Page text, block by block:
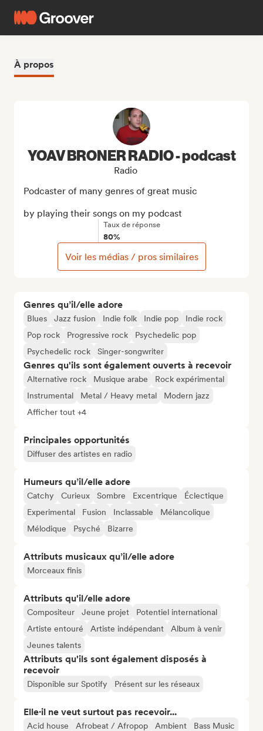
À propos
Genres qu’il/elle adore
Blues Jazz fusion Indie folk Indie pop
Indie rock
Pop rock
Progressive rock
Psychedelic pop
Psychedelic rock
Singer-songwriter
Genres qu'ils sont également ouverts à recevoir
Alternative rock Musique arabe
Rock expérimental
Instrumental
Metal / Heavy metal
Modern jazz
Afficher tout +4
Principales opportunités
Diffuser des artistes en radio
Humeurs qu’il/elle adore
Catchy Curieux Sombre Excentrique
Éclectique
Experimental
Fusion Inclassable
Mélancolique
Mélodique
Psyché Bizarre
Attributs musicaux qu’il/elle adore
Morceaux finis
Attributs qu'il/elle adore
Compositeur Jeune projet
Potentiel international
Artiste entouré
Artiste indépendant
Album à venir
Jeunes talents
Attributs qu'ils sont également disposés à
recevoir
Disponible sur Spotify Présent sur les réseaux
Elle·il ne veut surtout pas recevoir...
Acid house Afrobeat / Afropop Ambient
Bass Music
YOAV BRONER RADIO - podcast
Radio
Podcaster of many genres of great music
by playing their songs on my podcast
Taux de réponse
80%
Voir les médias / pros similaires